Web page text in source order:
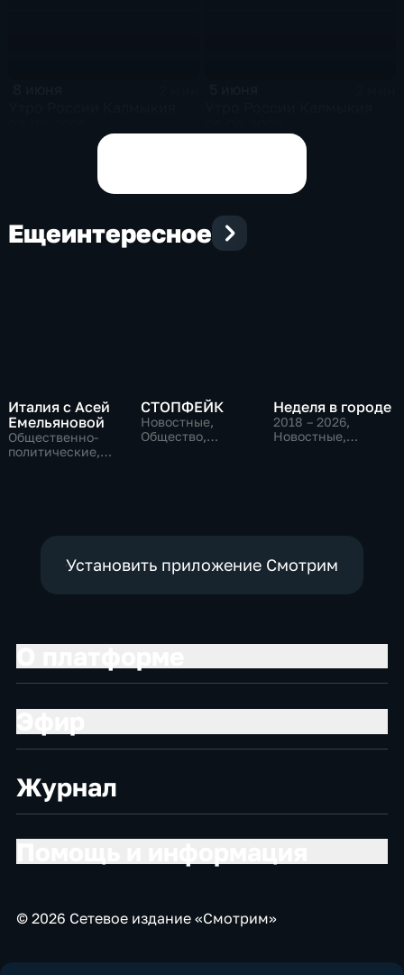
Ещеинтересное
Италия с Асей
Емельяновой
Общественно-
политические,
СТОПФЕЙК
Новостные,
Общество,
Неделя в городе
2018 – 2026,
Новостные,
Установить приложение Смотрим
Журнал
© 2026 Сетевое издание «Смотрим»